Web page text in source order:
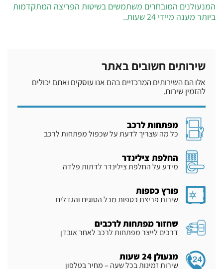
המנעולנים המובחרים משתמשים בשיטות הפריצה המתקדמות
ביותר מענה מיידי 24 שעות..
שירותים חשובים באתר
אלו הם השירותים המרכזיים בהם אנו עוסקים ואתם יכולים
להזמין שירות.
מפתחות לרכב
כל מה שצריך לדעת על שכפול מפתחות לרכב
החלפת צילינדר
מידע על החלפת צילינדר לדתות פלדה
פורץ כספות
שירות פריצת כספות מכל הסוגים והגדלים
שחזור מפתחות לרכבים
דרכים לייצר מפתחות לרכב לאחר אובדן
מנעולן 24 שעות
שירות זמינות בכל שעה – מחיר בטלפון